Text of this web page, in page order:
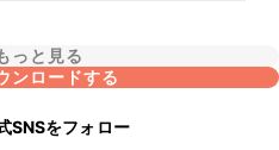
っと見る
ンロードする
SNSをフォロー